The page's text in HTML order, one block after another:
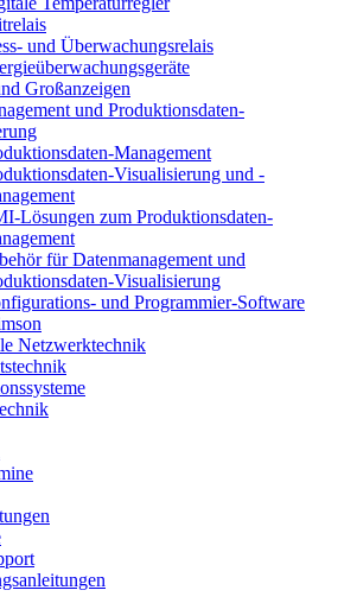
und Überwachungsrelais
Großanzeigen
und Produktionsdaten-
Management
Visualisierung und -
Lösungen zum Produktionsdaten-
für Datenmanagement und
Visualisierung
und Programmier-Software
Netzwerktechnik